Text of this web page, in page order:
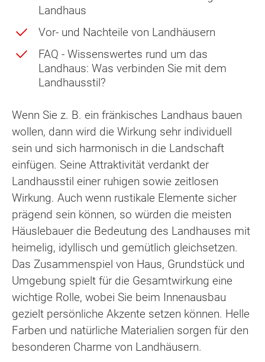
Landhaus
Vor- und Nachteile von Landhäusern
FAQ - Wissenswertes rund um das
Landhaus: Was verbinden Sie mit dem
Landhausstil?
Wenn Sie z. B. ein fränkisches Landhaus bauen
wollen, dann wird die Wirkung sehr individuell
sein und sich harmonisch in die Landschaft
einfügen. Seine Attraktivität verdankt der
Landhausstil einer ruhigen sowie zeitlosen
Wirkung. Auch wenn rustikale Elemente sicher
prägend sein können, so würden die meisten
Häuslebauer die Bedeutung des Landhauses mit
heimelig, idyllisch und gemütlich gleichsetzen.
Das Zusammenspiel von Haus, Grundstück und
Umgebung spielt für die Gesamtwirkung eine
wichtige Rolle, wobei Sie beim Innenausbau
gezielt persönliche Akzente setzen können. Helle
Farben und natürliche Materialien sorgen für den
besonderen Charme von Landhäusern.